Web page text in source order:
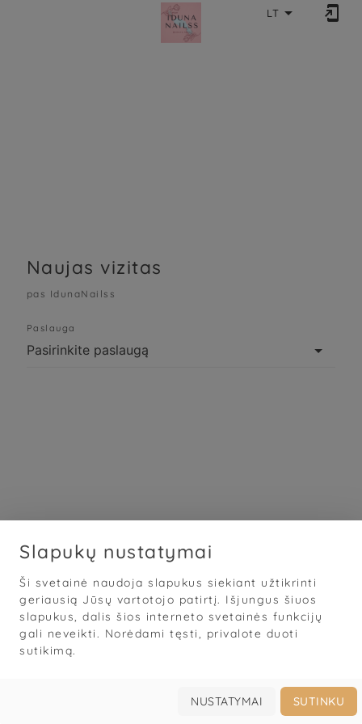
LT  
Apie
Galerija
Užsakyti

Prisijungti
Naujas vizitas
pas IdunaNailss
Paslauga
Slapukų nustatymai
Ši svetainė naudoja slapukus siekiant užtikrinti
geriausią Jūsų vartotojo patirtį. Išjungus šiuos
slapukus, dalis šios interneto svetainės funkcijų
gali neveikti. Norėdami tęsti, privalote duoti
sutikimą.
NUSTATYMAI SUTINKU
Sąlygos · Privatumas · Slapukai
© 2026 „Grožis Saviems“
Mobilioji darbo knyga grožio specialistams